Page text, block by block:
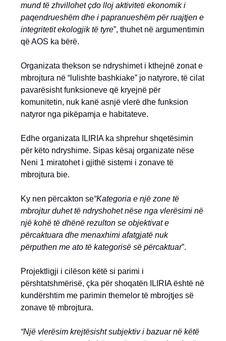
mund të zhvillohet çdo lloj aktiviteti ekonomik i
paqendrueshëm dhe i papranueshëm për ruajtjen e
integritetit ekologjik të tyre”, thuhet në argumentimin
që AOS ka bërë.
Organizata thekson se ndryshimet i kthejnë zonat e
mbrojtura në “lulishte bashkiake” jo natyrore, të cilat
pavarësisht funksioneve që kryejnë për
komunitetin, nuk kanë asnjë vlerë dhe funksion
natyror nga pikëpamja e habitateve.
Edhe organizata ILIRIA ka shprehur shqetësimin
për këto ndryshime. Sipas kësaj organizate nëse
Neni 1 miratohet i gjithë sistemi i zonave të
mbrojtura bie.
Ky nen përcakton se“Kategoria e një zone të
mbrojtur duhet të ndryshohet nëse nga vlerësimi në
një kohë të dhënë rezulton se objektivat e
përcaktuara dhe menaxhimi afatgjatë nuk
përputhen me ato të kategorisë së përcaktuar”.
Projektligji i cilëson këtë si parimi i
përshtatshmërisë, çka për shoqatën ILIRIA është në
kundërshtim me parimin themelor të mbrojtjes së
zonave të mbrojtura.
“Një vlerësim krejtësisht subjektiv i bazuar në këtë